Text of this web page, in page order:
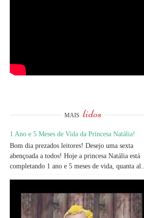
MAIS lidos
1 Ano e 5 Meses de Vida da Princesa Natália!
Bom dia prezados leitores! Desejo uma sexta
abençoada a todos! Hoje a princesa Natália está
completando 1 ano e 5 meses de vida, quanta al...